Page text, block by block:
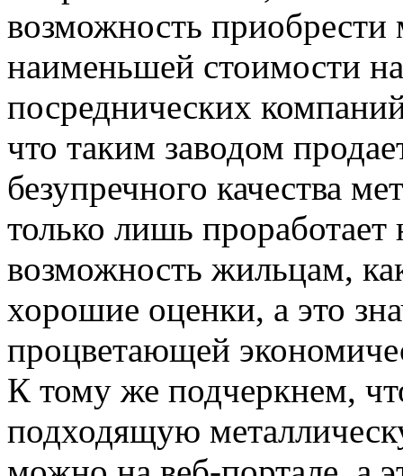
возможность
наименьшей стоимости
посреднических
что таким заводом
безупречного качества
только лишь
возможность жильцам,
хорошие оценки, а это
процветающей
К тому же подчеркнем,
подходящую